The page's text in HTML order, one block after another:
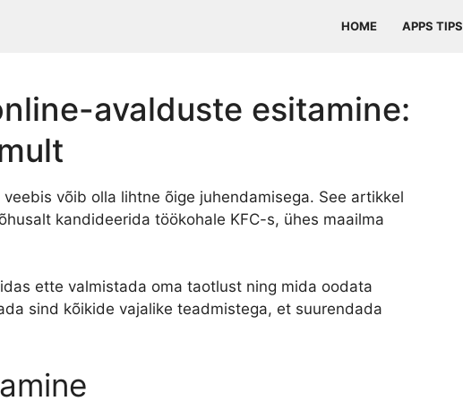
HOME APPS TIPS
avalduste esitamine:
võib olla lihtne õige juhendamisega. See artikkel
kandideerida töökohale KFC-s, ühes maailma
ette valmistada oma taotlust ning mida oodata
sind kõikide vajalike teadmistega, et suurendada